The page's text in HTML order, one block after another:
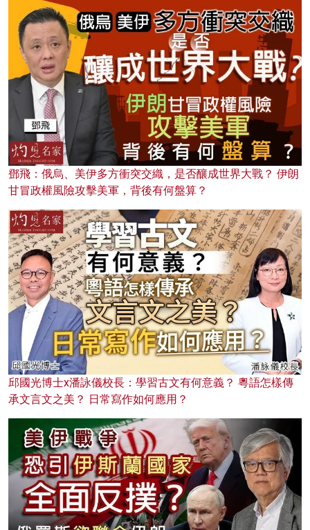
鄧飛：俄烏、美伊多方衝突交織，是否釀成世界大戰？ 伊朗
甘冒政權風險攻擊美軍，背後有何盤算？
邱國光博士x潘詠儀校長：學習古文有何意義？ 粵語怎樣傳
承文言文之美？ 日常寫作如何應用？